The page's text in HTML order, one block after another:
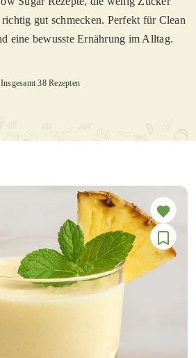
gut schmecken. Perfekt für Clean
eine bewusste Ernährung im Alltag.
Insgesamt 38 Rezepten